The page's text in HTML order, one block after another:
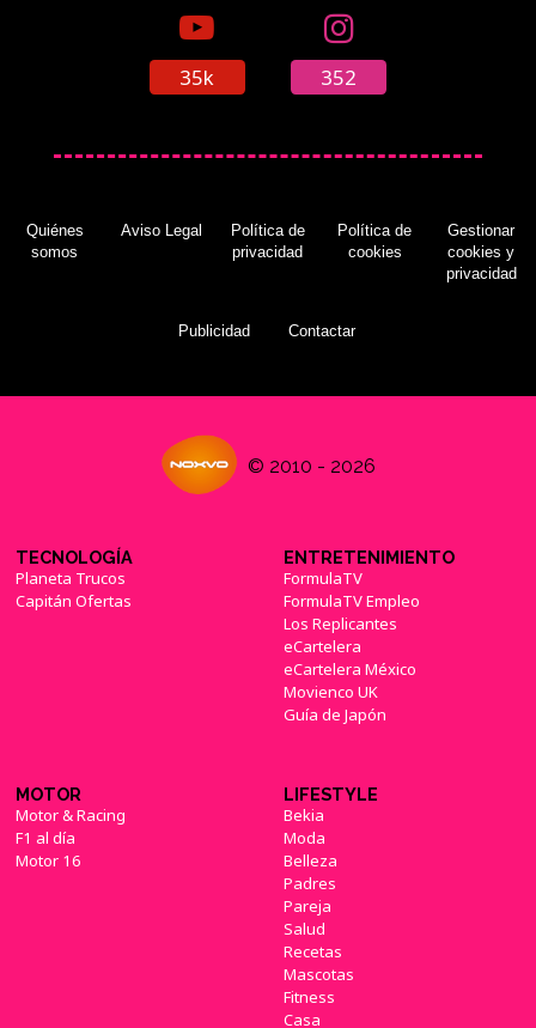
35k 352
Quiénes
somos
Aviso Legal
Política de
privacidad
Política de
cookies
Gestionar
cookies y
privacidad
Publicidad Contactar
© 2010 - 2026
TECNOLOGÍA
Planeta Trucos
Capitán Ofertas
ENTRETENIMIENTO
FormulaTV
FormulaTV Empleo
Los Replicantes
eCartelera
eCartelera México
Movienco UK
Guía de Japón
MOTOR
Motor & Racing
F1 al día
Motor 16
LIFESTYLE
Bekia
Moda
Belleza
Padres
Pareja
Salud
Recetas
Mascotas
Fitness
Casa